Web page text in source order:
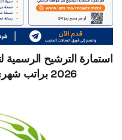
استمارة الترشيح
2026 براتب شهري (6000درهم) ومستوى باك+2